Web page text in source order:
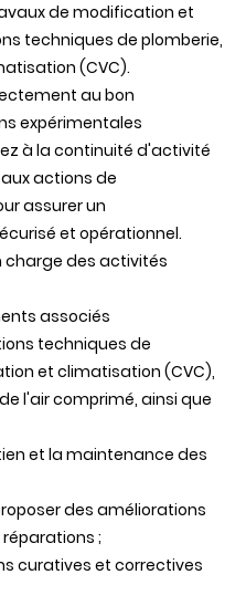
de modification et
techniques de plomberie,
(CVC).
au bon
expérimentales
à la continuité d'activité
actions de
assurer un
et opérationnel.
charge des activités
associés
techniques de
et climatisation (CVC),
l'air comprimé, ainsi que
et la maintenance des
des améliorations
;
curatives et correctives